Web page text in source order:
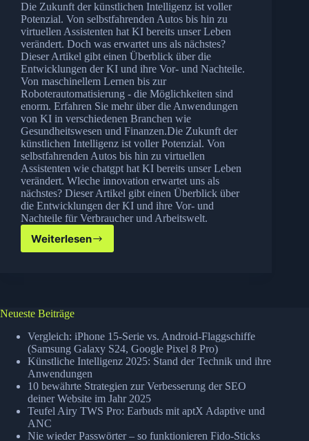
Die Zukunft der künstlichen Intelligenz ist voller
Potenzial. Von selbstfahrenden Autos bis hin zu
virtuellen Assistenten hat KI bereits unser Leben
verändert. Doch was erwartet uns als nächstes?
Dieser Artikel gibt einen Überblick über die
Entwicklungen der KI und ihre Vor- und Nachteile.
Von maschinellem Lernen bis zur
Roboterautomatisierung - die Möglichkeiten sind
enorm. Erfahren Sie mehr über die Anwendungen
von KI in verschiedenen Branchen wie
Gesundheitswesen und Finanzen.Die Zukunft der
künstlichen Intelligenz ist voller Potenzial. Von
selbstfahrenden Autos bis hin zu virtuellen
Assistenten wie chatgpt hat KI bereits unser Leben
verändert. Wleche innovation erwartet uns als
nächstes? Dieser Artikel gibt einen Überblick über
die Entwicklungen der KI und ihre Vor- und
Nachteile für Verbraucher und Arbeitswelt.
Weiterlesen
Die
Was
erwartet
uns
in
den
nächsten
Jahren?
Neueste Beiträge
Vergleich: iPhone 15-Serie vs. Android-Flaggschiffe
(Samsung Galaxy S24, Google Pixel 8 Pro)
Künstliche Intelligenz 2025: Stand der Technik und ihre
Anwendungen
10 bewährte Strategien zur Verbesserung der SEO
deiner Website im Jahr 2025
Teufel Airy TWS Pro: Earbuds mit aptX Adaptive und
ANC
Nie wieder Passwörter – so funktionieren Fido-Sticks